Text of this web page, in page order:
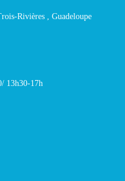
Rivières , Guadeloupe
13h30-17h